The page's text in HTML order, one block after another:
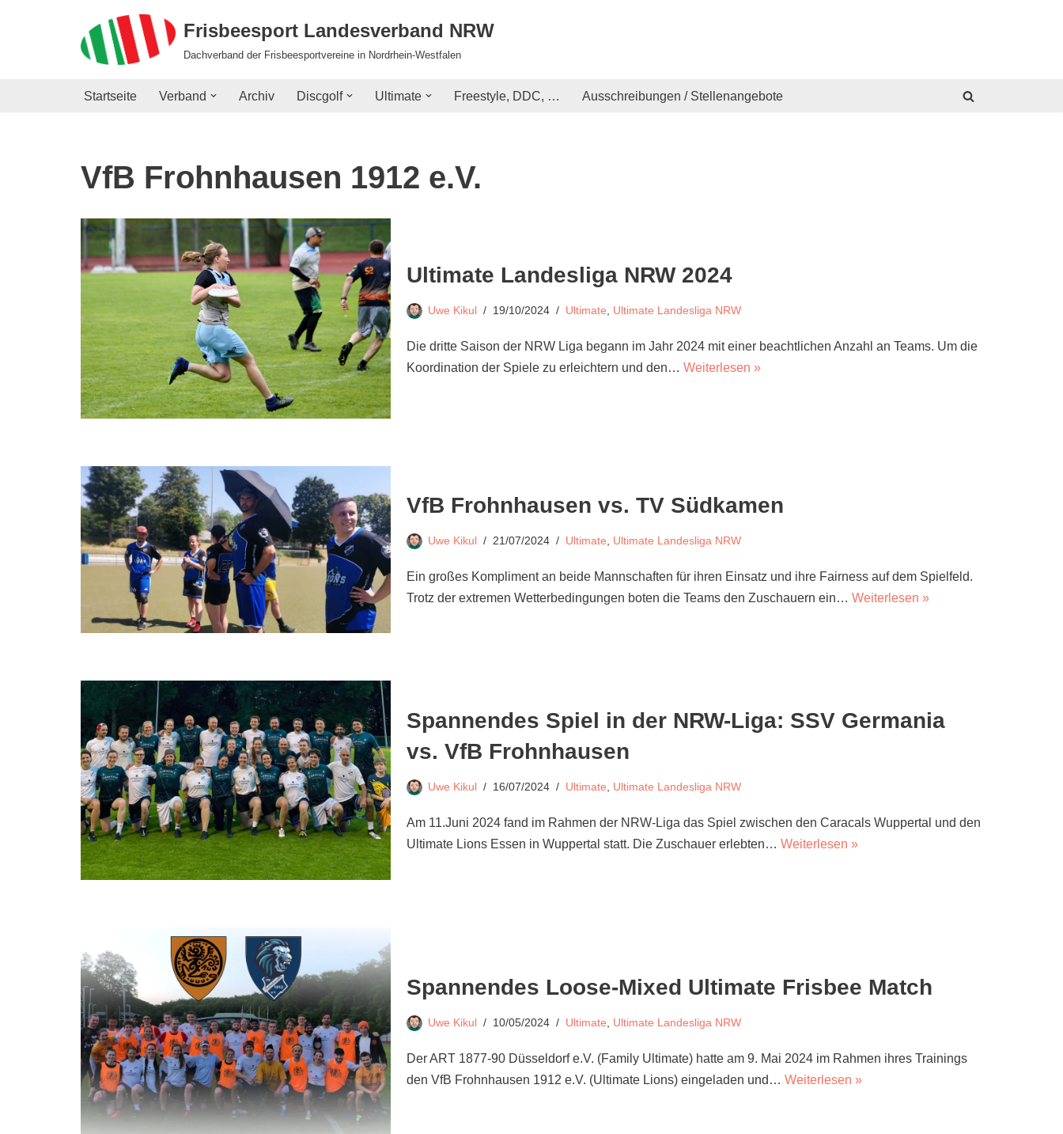
Frisbeesport Landesverband NRW
Dachverband der Frisbeesportvereine in Nordrhein-Westfalen
Startseite Verband Archiv Discgolf Ultimate Freestyle, DDC, … Ausschreibungen / Stellenangebote
VfB Frohnhausen 1912 e.V.
Ultimate Landesliga NRW 2024
Uwe Kikul 19/10/2024 Ultimate Ultimate Landesliga NRW
Die dritte Saison der NRW Liga begann im Jahr 2024 mit einer beachtlichen Anzahl an Teams. Um die
Koordination der Spiele zu erleichtern und den… Weiterlesen »
VfB Frohnhausen vs. TV Südkamen
Uwe Kikul 21/07/2024 Ultimate Ultimate Landesliga NRW
Ein großes Kompliment an beide Mannschaften für ihren Einsatz und ihre Fairness auf dem Spielfeld.
Trotz der extremen Wetterbedingungen boten die Teams den Zuschauern ein… Weiterlesen »
Spannendes Spiel in der NRW-Liga: SSV Germania
vs. VfB Frohnhausen
Uwe Kikul 16/07/2024 Ultimate, Ultimate Landesliga NRW
Am 11.Juni 2024 fand im Rahmen der NRW-Liga das Spiel zwischen den Caracals Wuppertal und den
Ultimate Lions Essen in Wuppertal statt. Die Zuschauer erlebten… Weiterlesen »
Spannendes Loose-Mixed Ultimate Frisbee Match
Uwe Kikul 10/05/2024 Ultimate Ultimate Landesliga NRW
Der ART 1877-90 Düsseldorf e.V. (Family Ultimate) hatte am 9. Mai 2024 im Rahmen ihres Trainings
den VfB Frohnhausen 1912 e.V. (Ultimate Lions) eingeladen und… Weiterlesen »